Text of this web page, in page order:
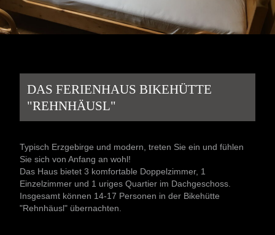
DAS FERIENHAUS BIKEHÜTTE
"REHNHÄUSL"
Typisch Erzgebirge und modern, treten Sie ein und fühlen
Sie sich von Anfang an wohl!
Das Haus bietet 3 komfortable Doppelzimmer, 1
Einzelzimmer und 1 uriges Quartier im Dachgeschoss.
Insgesamt können 14-17 Personen in der Bikehütte
"Rehnhäusl" übernachten.